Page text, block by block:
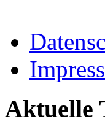
Aktuelle